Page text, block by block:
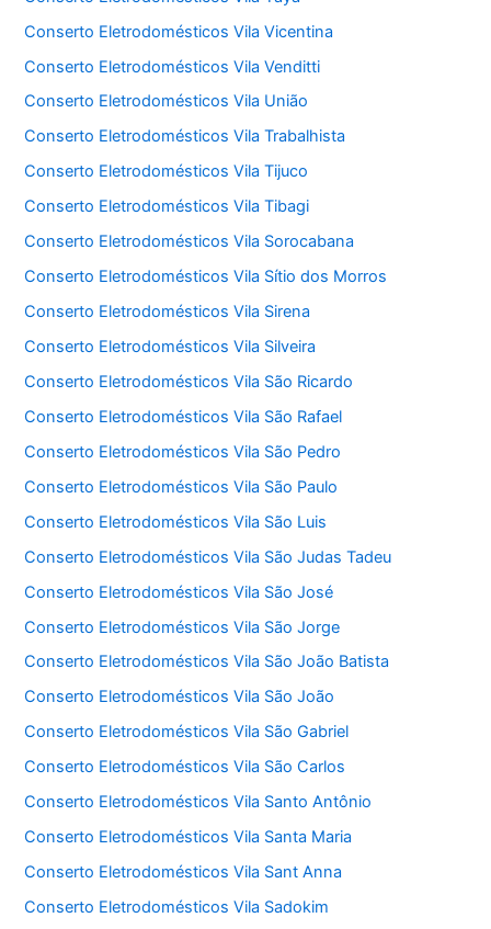
Conserto Eletrodomésticos Vila Vicentina
Conserto Eletrodomésticos Vila Venditti
Conserto Eletrodomésticos Vila União
Conserto Eletrodomésticos Vila Trabalhista
Conserto Eletrodomésticos Vila Tijuco
Conserto Eletrodomésticos Vila Tibagi
Conserto Eletrodomésticos Vila Sorocabana
Conserto Eletrodomésticos Vila Sítio dos Morros
Conserto Eletrodomésticos Vila Sirena
Conserto Eletrodomésticos Vila Silveira
Conserto Eletrodomésticos Vila São Ricardo
Conserto Eletrodomésticos Vila São Rafael
Conserto Eletrodomésticos Vila São Pedro
Conserto Eletrodomésticos Vila São Paulo
Conserto Eletrodomésticos Vila São Luis
Conserto Eletrodomésticos Vila São Judas Tadeu
Conserto Eletrodomésticos Vila São José
Conserto Eletrodomésticos Vila São Jorge
Conserto Eletrodomésticos Vila São João Batista
Conserto Eletrodomésticos Vila São João
Conserto Eletrodomésticos Vila São Gabriel
Conserto Eletrodomésticos Vila São Carlos
Conserto Eletrodomésticos Vila Santo Antônio
Conserto Eletrodomésticos Vila Santa Maria
Conserto Eletrodomésticos Vila Sant Anna
Conserto Eletrodomésticos Vila Sadokim